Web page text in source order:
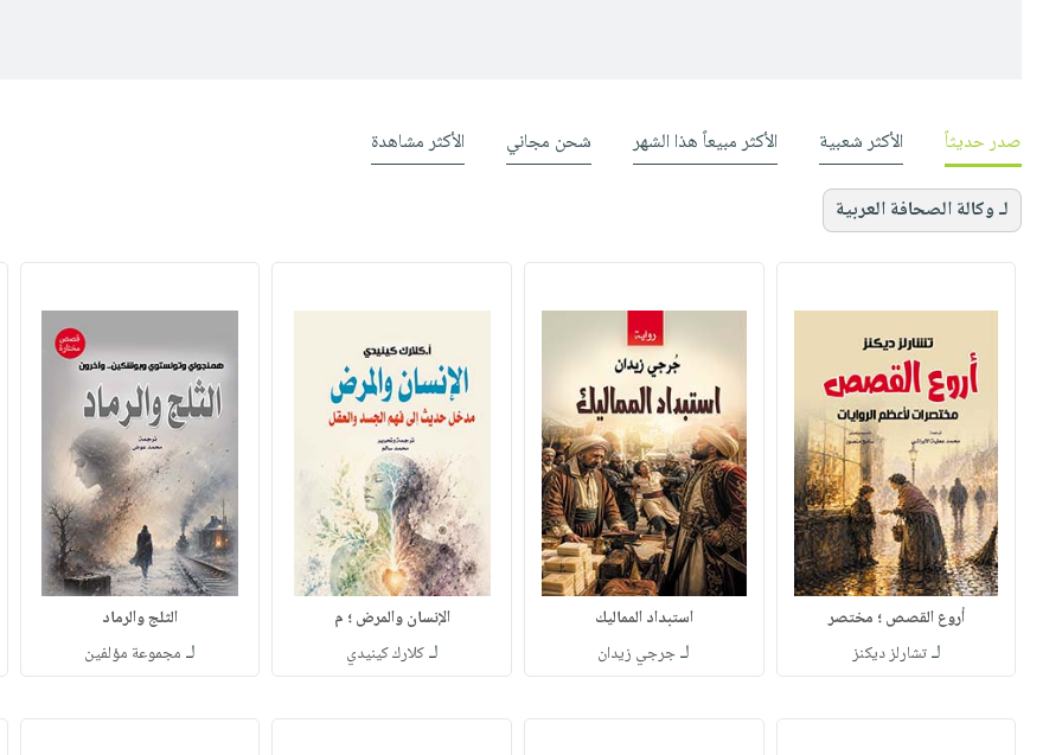
صدر حديثاً الأكثر شعبية الأكثر مبيعاً هذا الشهر شحن مجاني الأكثر مشاهدة
لـ وكالة الصحافة العربية
أروع القصص ؛ مختصر
لـتشارلز ديكنز
استبداد المماليك
لـجرجي زيدان
الإنسان والمرض ؛ م
لـكلارك كينيدي
الثلج والرماد
لـ مجموعة مؤلفين